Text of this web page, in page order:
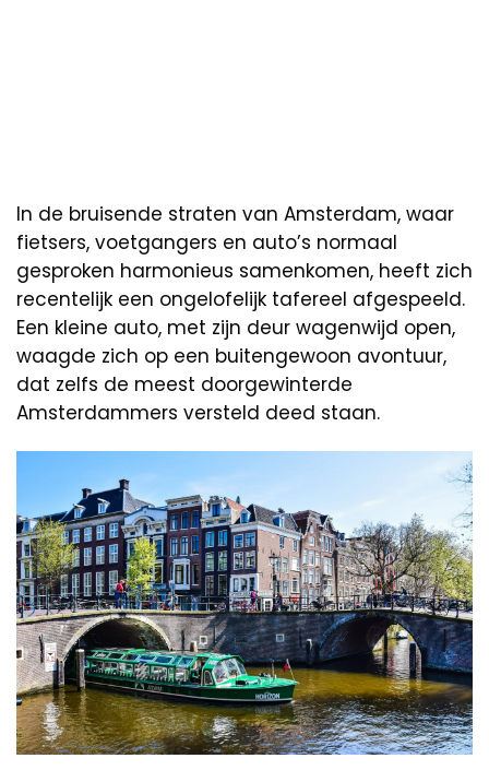
In de bruisende straten van Amsterdam, waar
fietsers, voetgangers en auto’s normaal
gesproken harmonieus samenkomen, heeft zich
recentelijk een ongelofelijk tafereel afgespeeld.
Een kleine auto, met zijn deur wagenwijd open,
waagde zich op een buitengewoon avontuur,
dat zelfs de meest doorgewinterde
Amsterdammers versteld deed staan.